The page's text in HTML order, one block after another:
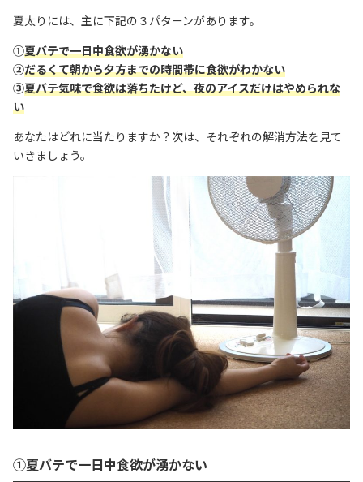
夏太りには、主に下記の３パターンがあります。
①夏バテで一日中食欲が湧かない
②だるくて朝から夕方までの時間帯に食欲がわかない
③夏バテ気味で食欲は落ちたけど、夜のアイスだけはやめられな
い
あなたはどれに当たりますか？次は、それぞれの解消方法を見て
いきましょう。
①夏バテで一日中食欲が湧かない